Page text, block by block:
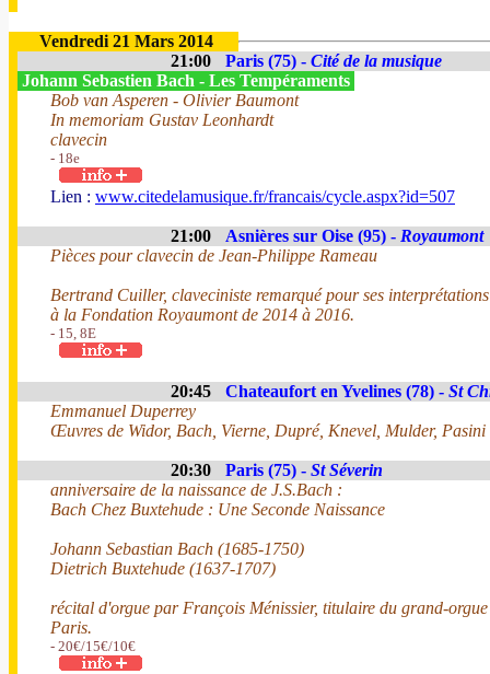
Vendredi 21 Mars 2014
21:00
Paris (75) - Cité de la musique
Johann Sebastien Bach - Les Tempéraments
Bob van Asperen - Olivier Baumont
In memoriam Gustav Leonhardt
clavecin
- 18e
Lien : www.citedelamusique.fr/francais/cycle.aspx?id=507
21:00 Asnières sur Oise (95) - Royaumont
Pièces pour clavecin de Jean-Philippe Rameau
Bertrand Cuiller, claveciniste remarqué pour ses
à la Fondation Royaumont de 2014 à 2016.
- 15, 8E
20:45 Chateaufort en Yvelines (78) - St
Emmanuel Duperrey
Œuvres de Widor, Bach, Vierne, Dupré, Knevel, Mulder, Pasini
20:30 Paris (75) - St Séverin
anniversaire de la naissance de J.S.Bach :
Bach Chez Buxtehude : Une Seconde Naissance
Johann Sebastian Bach (1685-1750)
Dietrich Buxtehude (1637-1707)
récital d'orgue par François Ménissier, titulaire du grand-
Paris.
- 20€/15€/10€